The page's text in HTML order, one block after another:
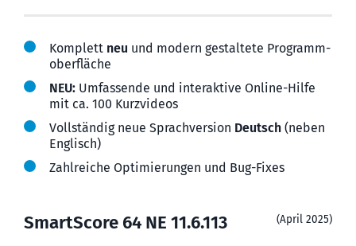
Komplett neu und modern gestaltete Programm­
ober­fläche
NEU: Umfassende und interaktive Online-Hilfe
mit ca. 100 Kurzvideos
Vollständig neue Sprach­version Deutsch (neben
Englisch)
Zahlreiche Optimierungen und Bug-Fixes
SmartScore 64 NE 11.6.113 (April 2025)